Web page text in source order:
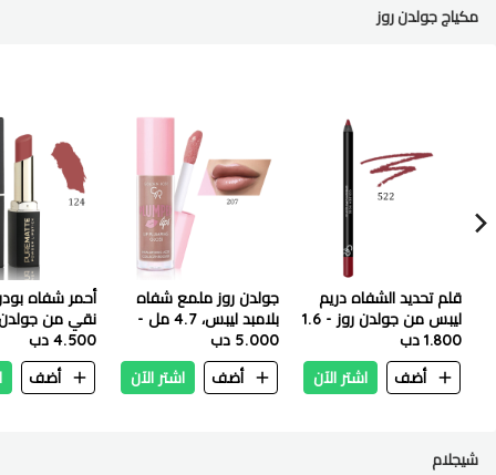
مكياج جولدن روز
قلم تحديد الشفاه دريم
ليبس من جولدن روز - 1.6
جرام - رقم 522
1.800 دب
أضف
اشتر الآن
جولدن روز ملمع شفاه
بلامبد ليبس، 4.7 مل -
رقم 207
5.000 دب
أضف
اشتر الآن
أحمر شفاه
جم - 124
4.500 دب
أضف
شيجلام